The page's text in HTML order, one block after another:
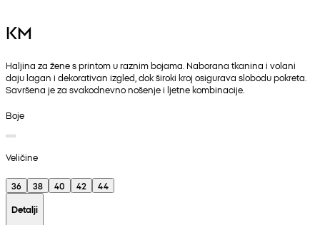
KM
Haljina za žene s printom u raznim bojama. Naborana tkanina i volani
daju lagan i dekorativan izgled, dok široki kroj osigurava slobodu pokreta.
Savršena je za svakodnevno nošenje i ljetne kombinacije.
Boje
Veličine
36 38 40 42
44
Detalji